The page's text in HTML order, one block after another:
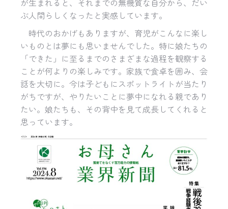
が生まれると、それまでの無機質な自分から、だい
ぶ人間らしくなったと実感しています。
時代のおかげもありますが、育児がこんなに楽し
いものとは夢にも思いませんでした。特に娘たちの
「できた」に至るまでのさまざまな過程を観察する
ことが何よりの楽しみです。家族で食卓を囲み、会
話を大切に。今は子どもにスポットライトが当たり
がちですが、やりたいことに夢中になれる親であり
たい。娘たちも、その背中を見て成長してくれると
思っています。